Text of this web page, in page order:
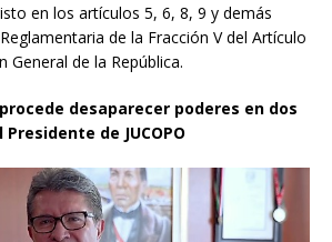
en los artículos 5, 6, 8, 9 y demás
de la Fracción V del Artículo
General de la República.
desaparecer poderes en dos
de JUCOPO